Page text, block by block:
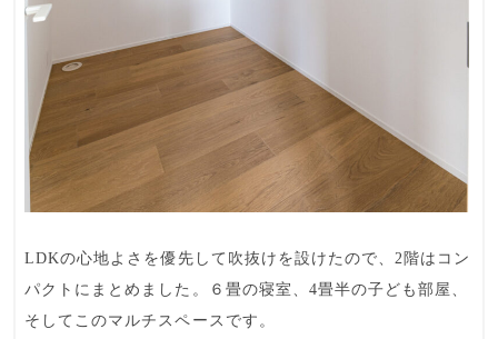
LDKの心地よさを優先して吹抜けを設けたので、2階はコン
パクトにまとめました。６畳の寝室、4畳半の子ども部屋、
そしてこのマルチスペースです。